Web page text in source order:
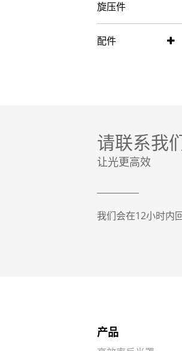
旋压件
配件
请联系我
让光更高效
我们会在12小时内
产品